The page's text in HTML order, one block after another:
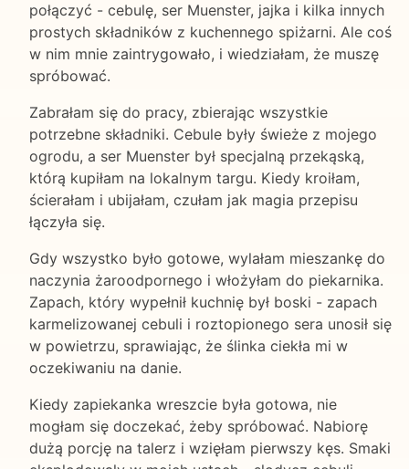
połączyć - cebulę, ser Muenster, jajka i kilka innych
prostych składników z kuchennego spiżarni. Ale coś
w nim mnie zaintrygowało, i wiedziałam, że muszę
spróbować.
Zabrałam się do pracy, zbierając wszystkie
potrzebne składniki. Cebule były świeże z mojego
ogrodu, a ser Muenster był specjalną przekąską,
którą kupiłam na lokalnym targu. Kiedy kroiłam,
ścierałam i ubijałam, czułam jak magia przepisu
łączyła się.
Gdy wszystko było gotowe, wylałam mieszankę do
naczynia żaroodpornego i włożyłam do piekarnika.
Zapach, który wypełnił kuchnię był boski - zapach
karmelizowanej cebuli i roztopionego sera unosił się
w powietrzu, sprawiając, że ślinka ciekła mi w
oczekiwaniu na danie.
Kiedy zapiekanka wreszcie była gotowa, nie
mogłam się doczekać, żeby spróbować. Nabiorę
dużą porcję na talerz i wzięłam pierwszy kęs. Smaki